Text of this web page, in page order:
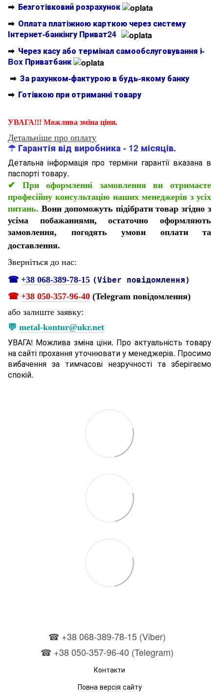
➡ Безготівковий розрахунок
➡ Оплата платіжною карткою через систему
Інтернет-банкінгу Приват24
➡ Через касу або термінал самообслуговування і-
Box Приватбанк
➡ За рахунком-фактурою в будь-якому банку
➡ Готівкою при отриманні товару
УВАГА!!! Можлива зміна ціни.
Детальніше про оплату
☂ Гарантія від виробника - 12 місяців.
Детальна інформація про терміни гарантії вказана в
паспорті товару.
✔ При оформленні замовлення ви отримаєте
професійну консультацію наших менеджерів з усіх
питань. Вони допоможуть підібрати товар згідно з
усіма побажаннями, остаточно оформляють
замовлення, погодять умови оплати та
доставлення.
Зверніться до нас:
☎ +38 068-389-78-15 (Viber повідомлення)
☎ +38 050-357-96-40 (Telegram повідомлення)
або залиште заявку:
💬 metal-kontur@ukr.net
УВАГА! Можлива зміна ціни. Про актуальність товару
на сайті прохання уточнювати у менеджерів. Просимо
вибачення за тимчасові незручності та зберігаємо
спокій.
☎ +38 068-389-78-15 (Viber)
☎ +38 050-357-96-40 (Telegram)
Контакти
Повна версія сайту